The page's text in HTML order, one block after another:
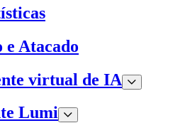
e Atacado
virtual de IA
Lumi